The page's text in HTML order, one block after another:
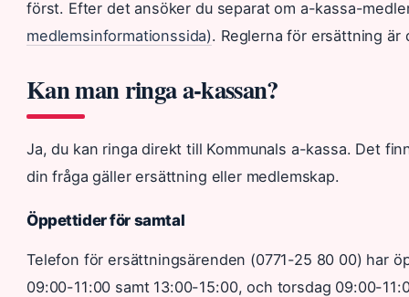
först. Efter det ansöker du separat om a-kassa-
medlemsinformationssida). Reglerna för ersättning är
Kan man ringa a-kassan?
Ja, du kan ringa direkt till Kommunals a-kassa. Det
din fråga gäller ersättning eller medlemskap.
Öppettider för samtal
Telefon för ersättningsärenden (0771-25 80 00) har
09:00-11:00 samt 13:00-15:00, och torsdag 09:00-